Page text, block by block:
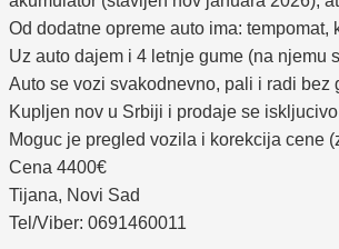
Od dodatne opreme auto ima:
Uz auto dajem i 4 letnje gume (na njemu
Auto se vozi svakodnevno, pali i radi bez
Kupljen nov u Srbiji i prodaje se
Moguc je pregled vozila i korekcija cene
Cena 4400€
Tijana, Novi Sad
Tel/Viber: 0691460011